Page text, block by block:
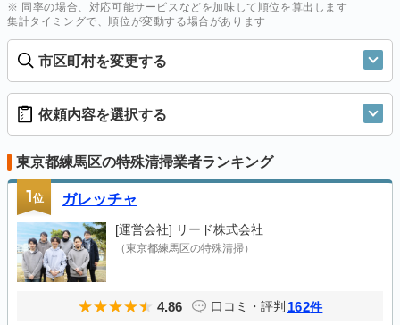
※ 同率の場合、対応可能サービスなどを加味して順位を算出します
集計タイミングで、順位が変動する場合があります
市区町村を変更する
依頼内容を選択する
東京都練馬区の特殊清掃業者ランキング
1位 ガレッチャ
[運営会社] リード株式会社
（東京都練馬区の特殊清掃）
4.86 口コミ・評判 162件